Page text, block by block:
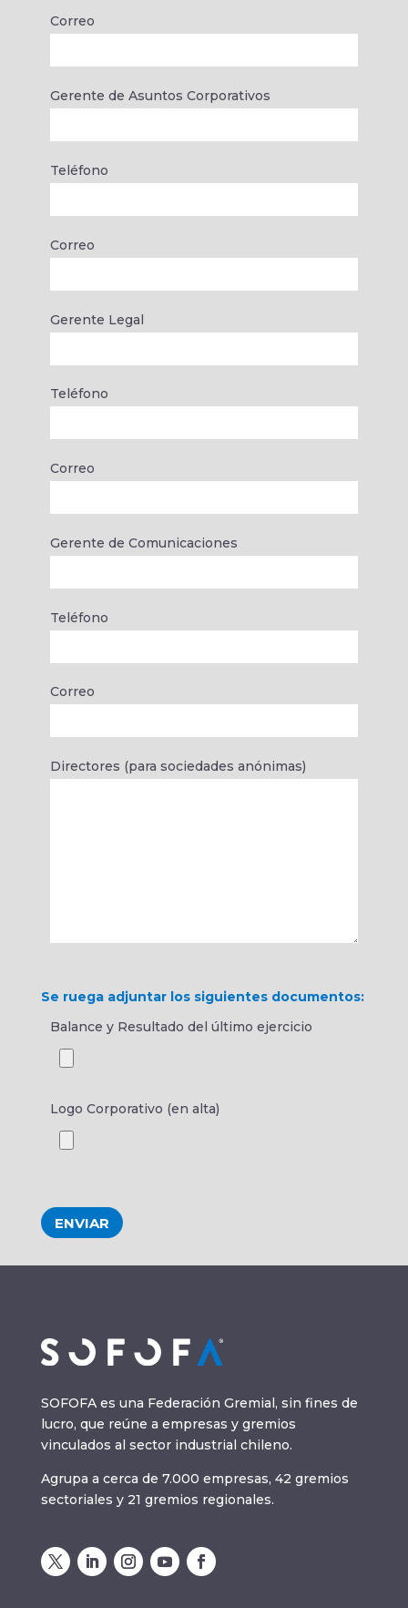
Correo
Gerente de Asuntos Corporativos
Teléfono
Correo
Gerente Legal
Teléfono
Correo
Gerente de Comunicaciones
Teléfono
Correo
Directores (para sociedades anónimas)
Se ruega adjuntar los siguientes documentos:
Balance y Resultado del último ejercicio
Logo Corporativo (en alta)
ENVIAR
SOFOFA es una Federación Gremial, sin fines de
lucro, que reúne a empresas y gremios
vinculados al sector industrial chileno.
Agrupa a cerca de 7.000 empresas, 42 gremios
sectoriales y 21 gremios regionales.